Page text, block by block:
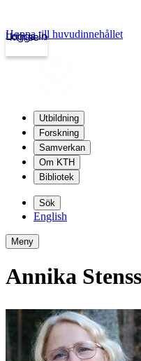
kth.se
Logga in
Hoppa till huvudinnehållet
Utbildning
Forskning
Samverkan
Om KTH
Bibliotek
Sök
English
Meny
Annika